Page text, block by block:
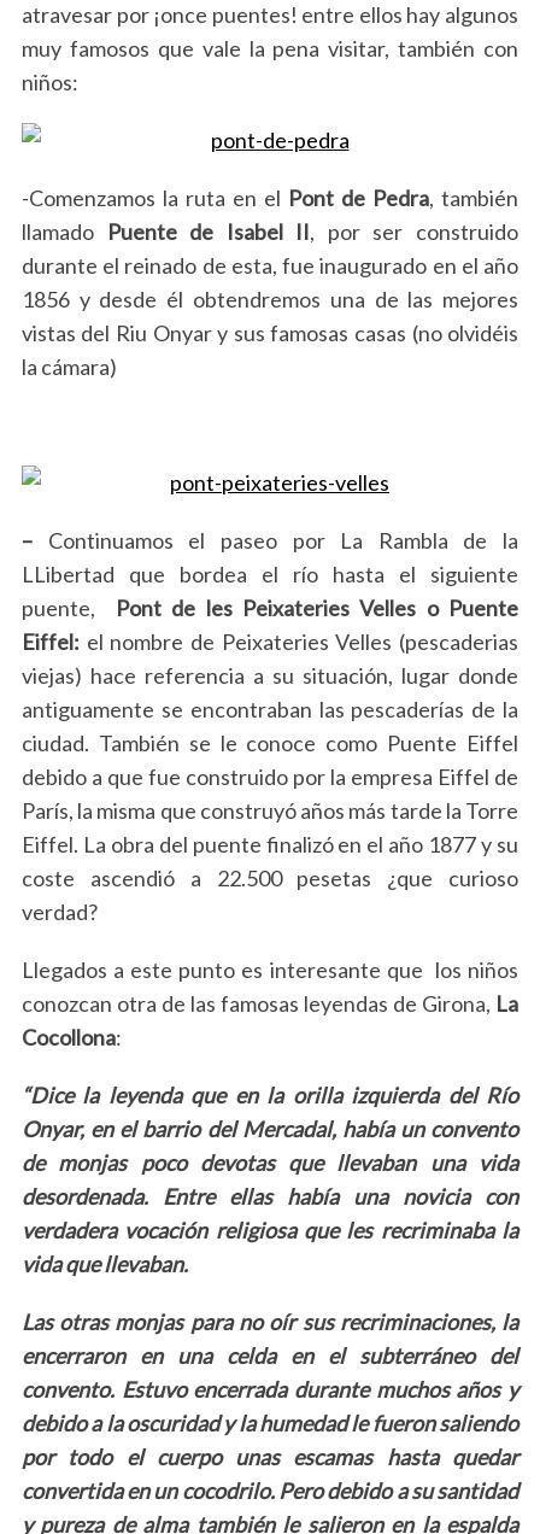
atravesar por ¡once puentes! entre ellos hay algunos
muy famosos que vale la pena visitar, también con
niños:
-Comenzamos la ruta en el Pont de Pedra, también
llamado Puente de Isabel II, por ser construido
durante el reinado de esta, fue inaugurado en el año
1856 y desde él obtendremos una de las mejores
vistas del Riu Onyar y sus famosas casas (no olvidéis
la cámara)
– Continuamos el paseo por La Rambla de la
LLibertad que bordea el río hasta el siguiente
puente,
Pont de les Peixateries Velles o Puente
Eiffel: el nombre de Peixateries Velles (pescaderias
viejas) hace referencia a su situación, lugar donde
antiguamente se encontraban las pescaderías de la
ciudad. También se le conoce como Puente Eiffel
debido a que fue construido por la empresa Eiffel de
París, la misma que construyó años más tarde la Torre
Eiffel. La obra del puente finalizó en el año 1877 y su
coste ascendió a 22.500 pesetas ¿que curioso
verdad?
Llegados a este punto es interesante que los niños
conozcan otra de las famosas leyendas de Girona, La
Cocollona:
“Dice la leyenda que en la orilla izquierda del Río
Onyar, en el barrio del Mercadal, había un convento
de monjas poco devotas que llevaban una vida
desordenada. Entre ellas había una novicia con
verdadera vocación religiosa que les recriminaba la
vida que llevaban.
Las otras monjas para no oír sus recriminaciones, la
encerraron en una celda en el subterráneo del
convento. Estuvo encerrada durante muchos años y
debido a la oscuridad y la humedad le fueron saliendo
por todo el cuerpo unas escamas hasta quedar
convertida en un cocodrilo. Pero debido a su santidad
y pureza de alma también le salieron en la espalda
S